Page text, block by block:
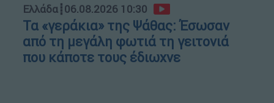
Ελλάδα┋06.08.2026 10:30
Τα «γεράκια» της Ψάθας: Έσωσαν
από τη μεγάλη φωτιά τη γειτονιά
που κάποτε τους έδιωχνε